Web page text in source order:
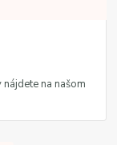
na našom